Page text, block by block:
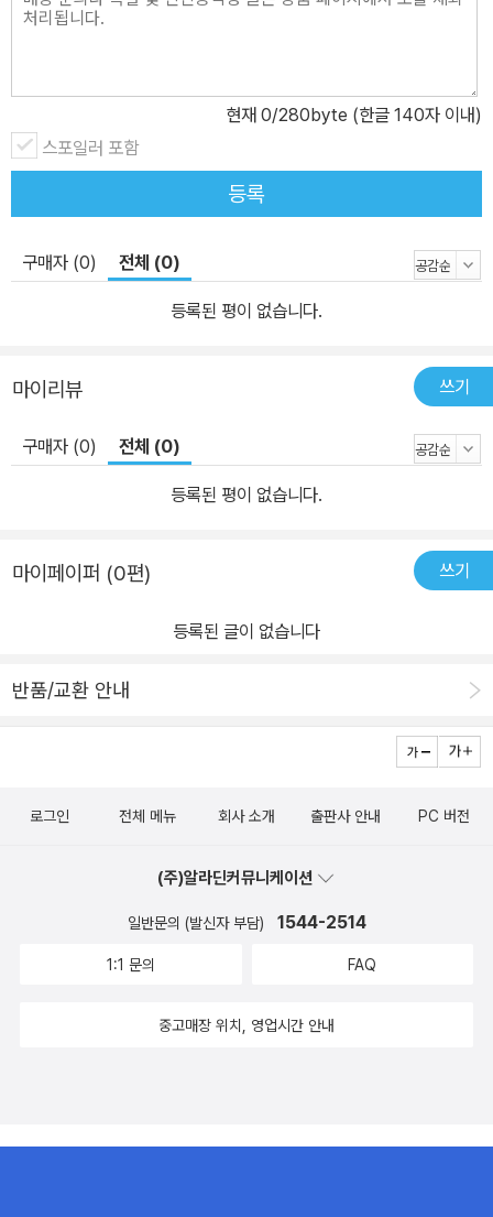
현재 0/280byte (한글 140자 이내)
스포일러 포함
등록
구매자 (0) 전체 (0)
등록된 평이 없습니다.
마이리뷰 쓰기
구매자 (0) 전체 (0)
등록된 평이 없습니다.
마이페이퍼 (0편) 쓰기
등록된 글이 없습니다
반품/교환 안내
로그인 전체 메뉴 회사 소개 출판사 안내 PC 버전
(주)알라딘커뮤니케이션
일반문의 (발신자 부담) 1544-2514
1:1 문의 FAQ
중고매장 위치, 영업시간 안내